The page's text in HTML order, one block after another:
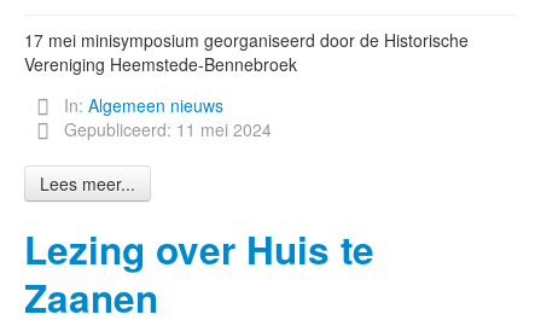
17 mei minisymposium georganiseerd door de Historische
Vereniging Heemstede-Bennebroek
In: Algemeen nieuws
Gepubliceerd: 11 mei 2024
Lees meer...
Lezing over Huis te
Zaanen